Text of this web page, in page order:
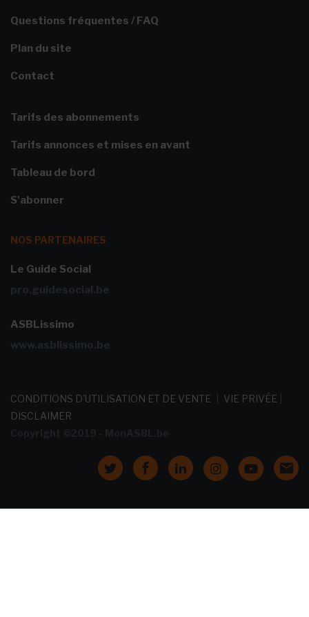
Questions fréquentes / FAQ
Plan du site
Contact
Tarifs des abonnements
Tarifs annonces et mises en avant
Tableau de bord
S'abonner
NOS PARTENAIRES
Le Guide Social
pro.guidesocial.be
ASBLissimo
www.asblissimo.be
CONDITIONS D'UTILISATION ET DE VENTE VIE PRIVÉE
DISCLAIMER